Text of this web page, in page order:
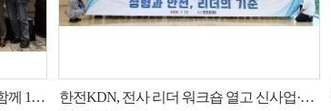
펀드
한전KDN, 전사 리더 워크숍 열고 신사업·현안 해결 방안 논의